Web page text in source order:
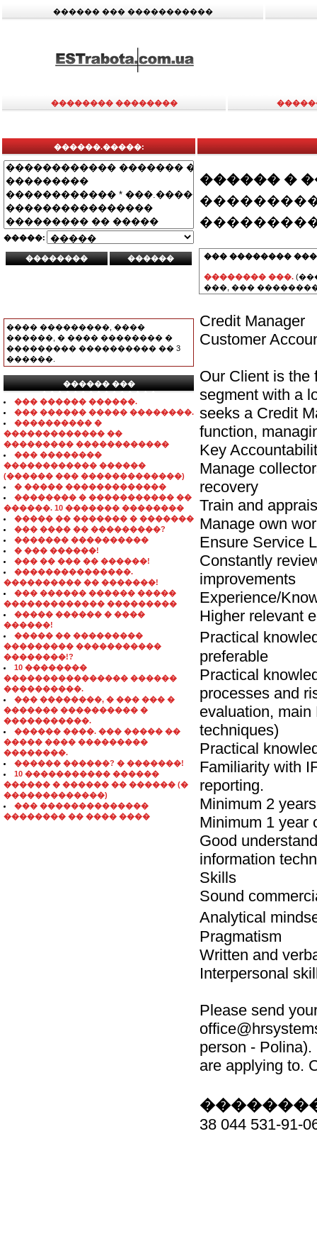
������ ��� �����������
�������� ��������
������.�����:
�����:
���� ���������, ����
������, � ���� �������� �
��������� ���������� �� 3
������.
������ ���
���������������
��� ������ ������.
��� ������ ����� ��������.
���������� �
������������� ��
��������� ������������
��� ��������
������������ ������
(������ ��� �������������)
� ����� �������������
�������� � ����������� ��
������. 10 ������� ��������
����� �� ������� � �������
��� ���� �� ���������?
������� ����������
� ��� ������!
��� �� ��� �� ������!
���������������.
���������� �� �������!
��� ������ ������ �����
������������� ���������
����� ������ � ����
������!
����� �� ���������
��������� �����������
��������!?
10 ��������
���������������� ������
����������.
��� ��������, � ��� ��� �
������� ���������� �
�����������.
������ ����. ��� ����� ��
����� ���� ���������
��������.
������ ������? � �������!
10 ����������� ������
������ � ������ �� ������ (�
�������������)
��� ��������������
�������� �� ���� ����
������ �
��� ��������
�������� ���.
���, ���
Credit Manager
Customer
Our Client is the
segment with a
seeks a Credit
function,
Key
Manage
recovery
Train and
Manage own
Ensure Service
Constantly
improvements
Experience/
Higher relevant
Practical
preferable
Practical
processes and
evaluation,
techniques)
Practical
Familiarity with
reporting.
Minimum 2
Minimum 1 year
Good
information
Skills
Sound
Analytical
Pragmatism
Written and
Interpersonal
Please send
person -
are applying to.
38 044 531-91-